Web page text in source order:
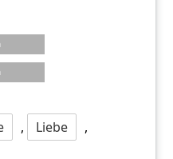
, Liebe
,